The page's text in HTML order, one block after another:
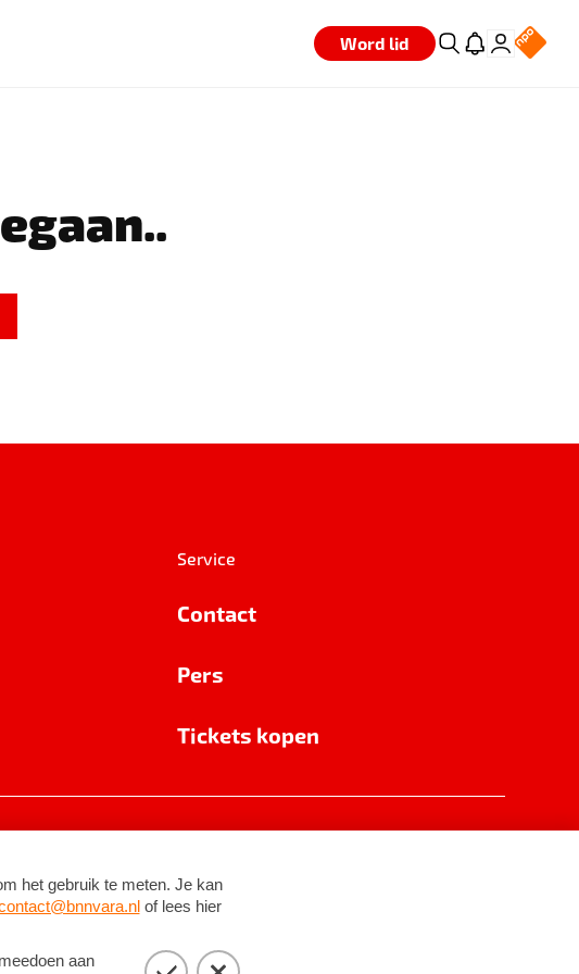
Word lid
Service
Contact
Pers
Tickets kopen